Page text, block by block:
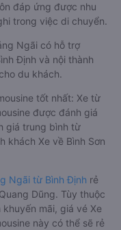
đáp ứng được nhu
trong việc di chuyển.
Ngãi có hỗ trợ
Định và nội thành
du khách.
tốt nhất: Xe từ
được đánh giá
giá trung bình từ
khách Xe về Bình Sơn
Ngãi từ Bình Định rẻ
Dũng. Tùy thuộc
mãi, giá vé Xe
này có thể sẽ rẻ